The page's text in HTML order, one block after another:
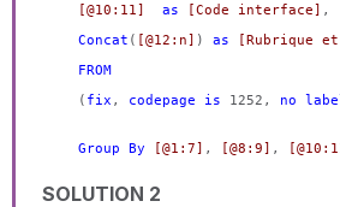
[@10:11]
as [Code interface] ,
Concat ( [@12:n] ) as
[Rubrique et
FROM
( fix , codepage is 1252, no
Group By [@1:7] , [@8:9] ,
SOLUTION 2